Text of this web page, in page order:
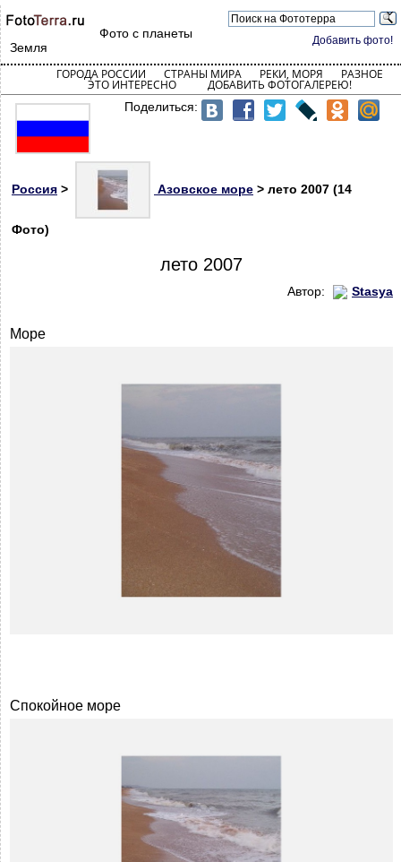
Добавить фото!
Фото с планеты
Земля
ГОРОДА РОССИИ СТРАНЫ МИРА РЕКИ, МОРЯ РАЗНОЕ
ЭТО ИНТЕРЕСНО ДОБАВИТЬ ФОТОГАЛЕРЕЮ!
Поделиться:
Россия > Азовское море > лето 2007 (14
Фото)
лето 2007
Автор: Stasya
Море
Спокойное море